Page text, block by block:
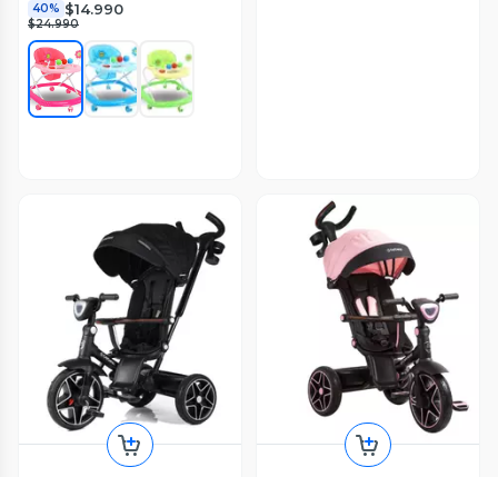
40% $14.990
$24.990